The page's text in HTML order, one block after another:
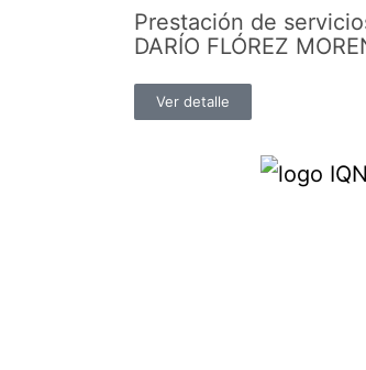
Prestación de
DARÍO FLÓREZ
Ver detalle